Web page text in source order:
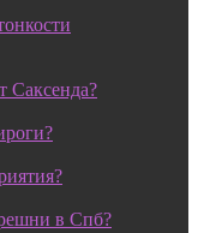
Саксенда?
в Спб?